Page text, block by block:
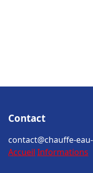
Contact
contact@chauffe-
Accueil Informations